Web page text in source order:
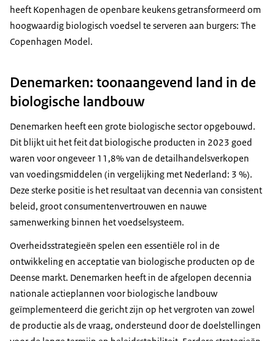
heeft Kopenhagen de openbare keukens getransformeerd om
hoogwaardig biologisch voedsel te serveren aan burgers: The
Copenhagen Model.
Denemarken: toonaangevend land in de
biologische landbouw
Denemarken heeft een grote biologische sector opgebouwd.
Dit blijkt uit het feit dat biologische producten in 2023 goed
waren voor ongeveer 11,8% van de detailhandelsverkopen
van voedingsmiddelen (in vergelijking met Nederland: 3 %).
Deze sterke positie is het resultaat van decennia van consistent
beleid, groot consumentenvertrouwen en nauwe
samenwerking binnen het voedselsysteem.
Overheidsstrategieën spelen een essentiële rol in de
ontwikkeling en acceptatie van biologische producten op de
Deense markt. Denemarken heeft in de afgelopen decennia
nationale actieplannen voor biologische landbouw
geïmplementeerd die gericht zijn op het vergroten van zowel
de productie als de vraag, ondersteund door de doelstellingen